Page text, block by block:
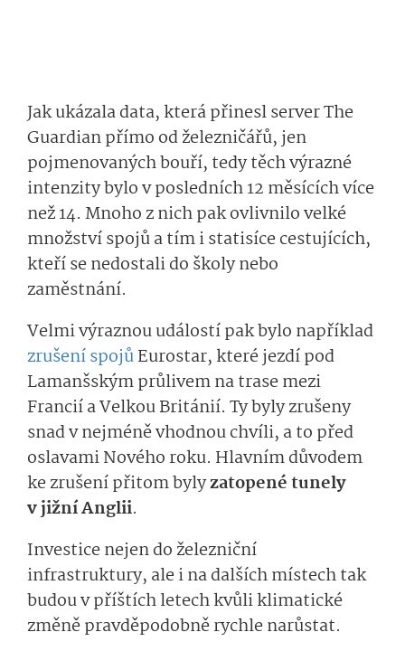
Jak ukázala data, která přinesl server The
Guardian přímo od železničářů, jen
pojmenovaných bouří, tedy těch výrazné
intenzity bylo v posledních 12 měsících více
než 14. Mnoho z nich pak ovlivnilo velké
množství spojů a tím i statisíce cestujících,
kteří se nedostali do školy nebo
zaměstnání.
Velmi výraznou událostí pak bylo například
zrušení spojůEurostar, které jezdí pod
Lamanšským průlivem na trase mezi
Francií a Velkou Británií. Ty byly zrušeny
snad v nejméně vhodnou chvíli, a to před
oslavami Nového roku. Hlavním důvodem
ke zrušení přitom bylyzatopené tunely
v jižní Anglii.
Investice nejen do železniční
infrastruktury, ale i na dalších místech tak
budou v příštích letech kvůli klimatické
změně pravděpodobně rychle narůstat.